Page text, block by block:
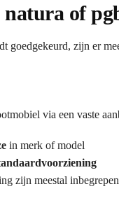
of
goedgekeurd, zijn er
via een vaste
in merk of model
zijn meestal inbegrepen